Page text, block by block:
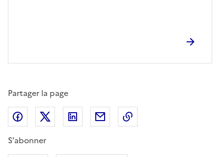
Partager la page
Partager sur Facebook
Partager sur X (anciennement Twitter)
Partager sur LinkedIn
Partager par email
S'abonner